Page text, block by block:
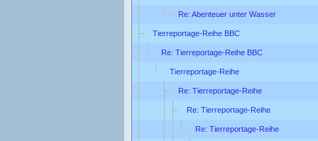
Re: Abenteuer unter Wasser
Tierreportage-Reihe BBC
Re: Tierreportage-Reihe BBC
Tierreportage-Reihe
Re: Tierreportage-Reihe
Re: Tierreportage-Reihe
Re: Tierreportage-Reihe